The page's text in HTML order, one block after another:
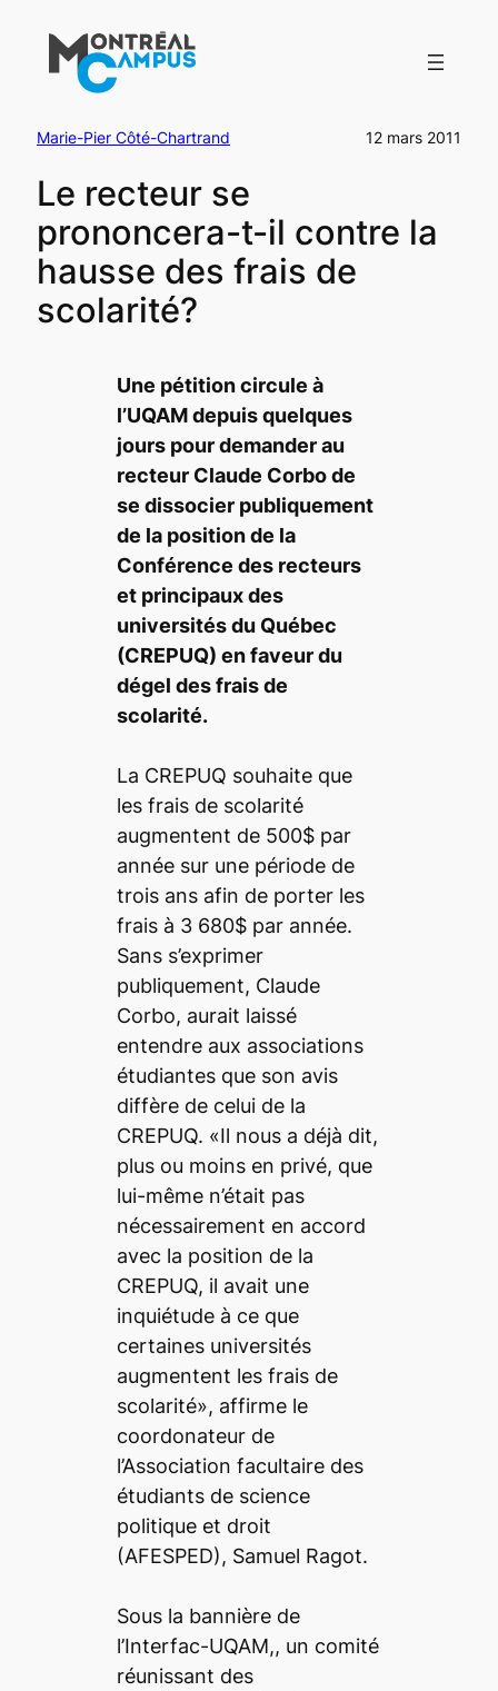
contenu
Marie-Pier Côté-Chartrand 12 mars 2011
Le recteur se
prononcera-t-il contre la
hausse des frais de
scolarité?
Une pétition circule à
l’UQAM depuis quelques
jours pour demander au
recteur Claude Corbo de
se dissocier publiquement
de la position de la
Conférence des recteurs
et principaux des
universités du Québec
(CREPUQ) en faveur du
dégel des frais de
scolarité.
La CREPUQ souhaite que
les frais de scolarité
augmentent de 500$ par
année sur une période de
trois ans afin de porter les
frais à 3 680$ par année.
Sans s’exprimer
publiquement, Claude
Corbo, aurait laissé
entendre aux associations
étudiantes que son avis
diffère de celui de la
CREPUQ. «Il nous a déjà dit,
plus ou moins en privé, que
lui-même n’était pas
nécessairement en accord
avec la position de la
CREPUQ, il avait une
inquiétude à ce que
certaines universités
augmentent les frais de
scolarité», affirme le
coordonateur de
l’Association facultaire des
étudiants de science
politique et droit
(AFESPED), Samuel Ragot.
Sous la bannière de
l’Interfac-UQAM,, un comité
réunissant des